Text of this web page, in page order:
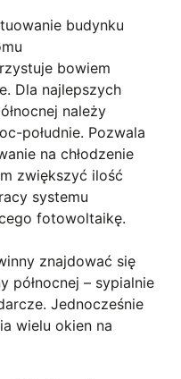
budynku
bowiem
Dla najlepszych
należy
południe. Pozwala
na chłodzenie
zwiększyć ilość
systemu
fotowoltaikę.
znajdować się
północnej – sypialnie
Jednocześnie
wielu okien na